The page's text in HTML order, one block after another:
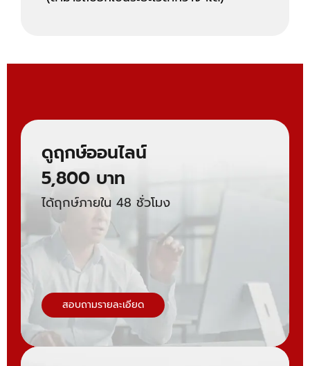
ดูฤกษ์ออนไลน์
5,800 บาท
ได้ฤกษ์ภายใน 48 ชั่วโมง
สอบถามรายละเอียด